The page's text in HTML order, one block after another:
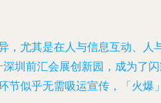
，尤其是在人与信息互动、
深圳前汇会展创新园，成为了
节似乎无需吸运宣传，「火爆